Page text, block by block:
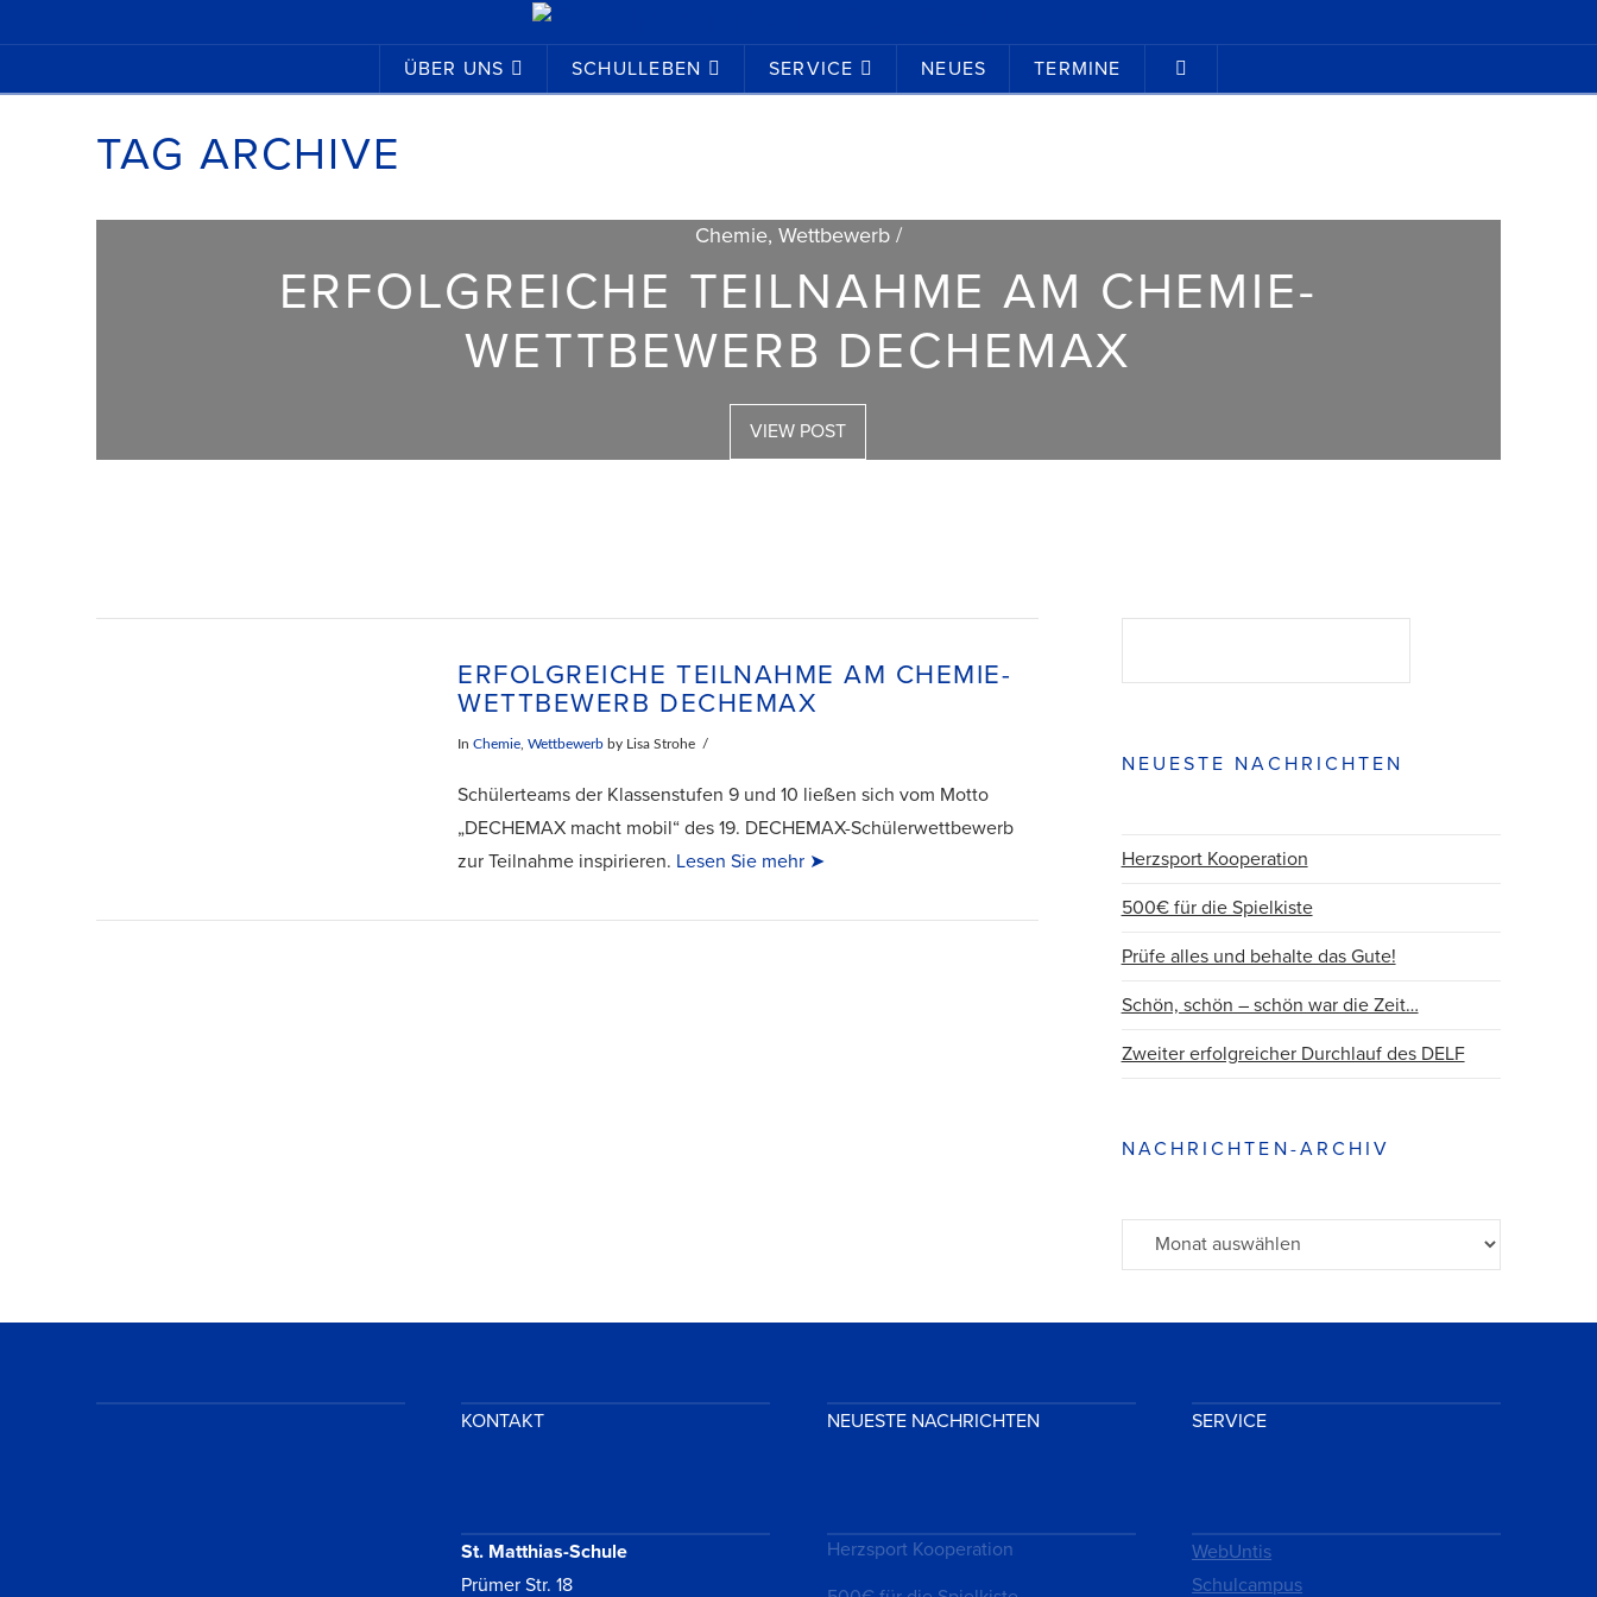
ÜBER UNS SCHULLEBEN SERVICE NEUES TERMINE
TAG ARCHIVE
Chemie, Wettbewerb /
ERFOLGREICHE TEILNAHME AM CHEMIE-
WETTBEWERB DECHEMAX
VIEW POST
ERFOLGREICHE TEILNAHME AM CHEMIE-
WETTBEWERB DECHEMAX
InChemie ,Wettbewerb by Lisa Strohe
Schülerteams der Klassenstufen 9 und 10 ließen sich vom Motto
„DECHEMAX macht mobil“ des 19. DECHEMAX-Schülerwettbewerb
zur Teilnahme inspirieren. Lesen Sie mehr ➤
NEUESTE NACHRICHTEN
Herzsport Kooperation
500€ für die Spielkiste
Prüfe alles und behalte das Gute!
Schön, schön – schön war die Zeit…
Zweiter erfolgreicher Durchlauf des DELF
NACHRICHTEN-ARCHIV
Archiv
KONTAKT
St. Matthias-Schule
Prümer Str. 18
NEUESTE NACHRICHTEN
Herzsport Kooperation
SERVICE
WebUntis
Schulcampus